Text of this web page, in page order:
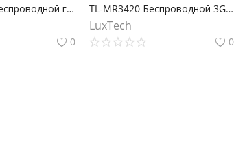
TL-WR1043N Беспроводной гигабитный маршрутизатор серии N, скорость до 450Мбит/с
0
TL-MR3420 Беспроводной 3G/4G-маршрутизатор серии N, скорость до 300 Мбит/с
LuxTech
0